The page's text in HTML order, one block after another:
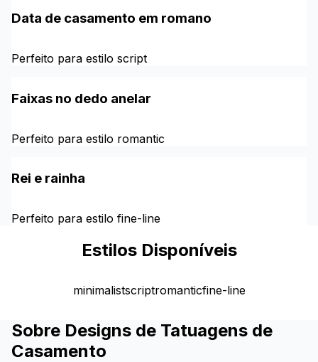
Data de casamento em romano
Perfeito para estilo script
Faixas no dedo anelar
Perfeito para estilo romantic
Rei e rainha
Perfeito para estilo fine-line
Estilos Disponíveis
minimalistscriptromanticfine-line
Sobre Designs de Tatuagens de
Casamento